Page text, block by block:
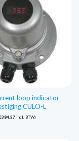
loop indicator
CULO-L
384,37incl. BTW)